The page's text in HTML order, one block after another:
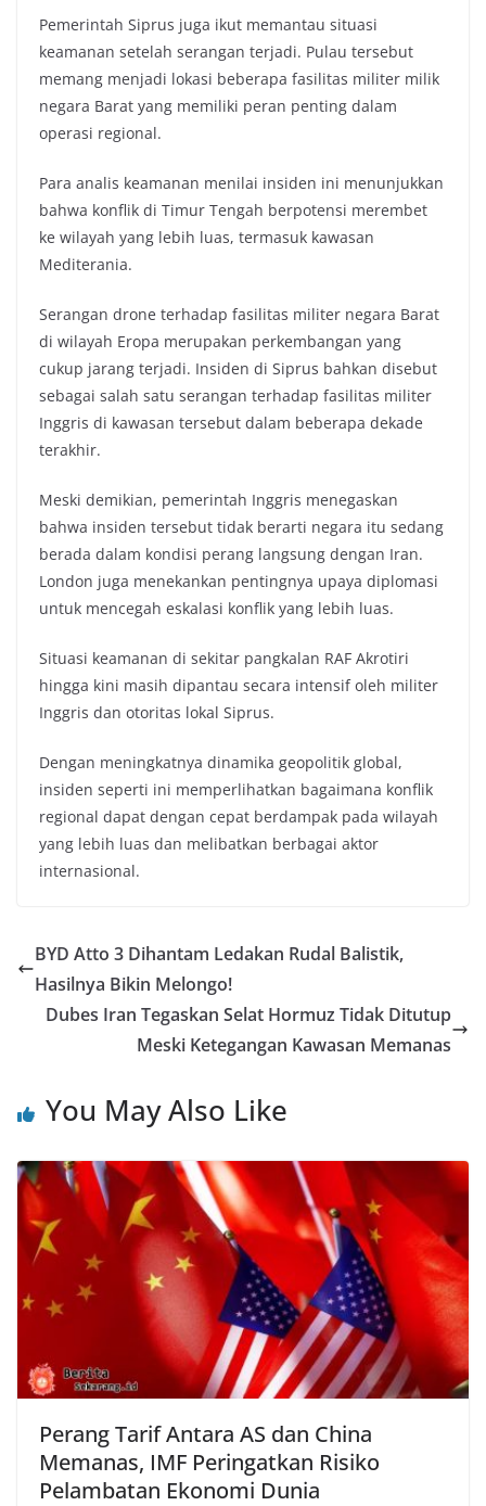
Pemerintah Siprus juga ikut memantau situasi
keamanan setelah serangan terjadi. Pulau tersebut
memang menjadi lokasi beberapa fasilitas militer milik
negara Barat yang memiliki peran penting dalam
operasi regional.
Para analis keamanan menilai insiden ini menunjukkan
bahwa konflik di Timur Tengah berpotensi merembet
ke wilayah yang lebih luas, termasuk kawasan
Mediterania.
Serangan drone terhadap fasilitas militer negara Barat
di wilayah Eropa merupakan perkembangan yang
cukup jarang terjadi. Insiden di Siprus bahkan disebut
sebagai salah satu serangan terhadap fasilitas militer
Inggris di kawasan tersebut dalam beberapa dekade
terakhir.
Meski demikian, pemerintah Inggris menegaskan
bahwa insiden tersebut tidak berarti negara itu sedang
berada dalam kondisi perang langsung dengan Iran.
London juga menekankan pentingnya upaya diplomasi
untuk mencegah eskalasi konflik yang lebih luas.
Situasi keamanan di sekitar pangkalan RAF Akrotiri
hingga kini masih dipantau secara intensif oleh militer
Inggris dan otoritas lokal Siprus.
Dengan meningkatnya dinamika geopolitik global,
insiden seperti ini memperlihatkan bagaimana konflik
regional dapat dengan cepat berdampak pada wilayah
yang lebih luas dan melibatkan berbagai aktor
internasional.
BYD Atto 3 Dihantam Ledakan Rudal Balistik,
Hasilnya Bikin Melongo!
Dubes Iran Tegaskan Selat Hormuz Tidak Ditutup
Meski Ketegangan Kawasan Memanas
You May Also Like
Perang Tarif Antara AS dan China
Memanas, IMF Peringatkan Risiko
Pelambatan Ekonomi Dunia